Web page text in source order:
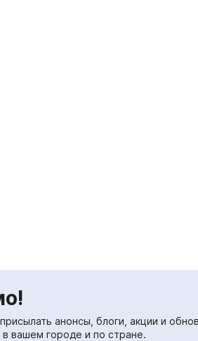
анонсы, блоги, акции и
в вашем городе и по стране.